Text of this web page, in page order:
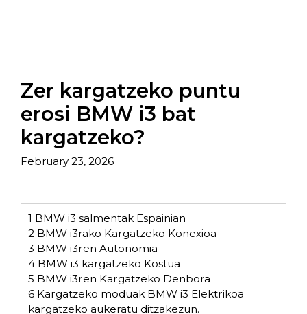
Zer kargatzeko puntu
erosi BMW i3 bat
kargatzeko?
February 23, 2026
1 BMW i3 salmentak Espainian
2 BMW i3rako Kargatzeko Konexioa
3 BMW i3ren Autonomia
4 BMW i3 kargatzeko Kostua
5 BMW i3ren Kargatzeko Denbora
6 Kargatzeko moduak BMW i3 Elektrikoa
kargatzeko aukeratu ditzakezun.